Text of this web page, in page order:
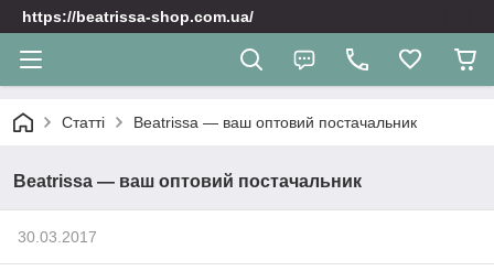
https://beatrissa-shop.com.ua/
Статті Beatrissa — ваш оптовий постачальник
Beatrissa — ваш оптовий постачальник
30.03.2017